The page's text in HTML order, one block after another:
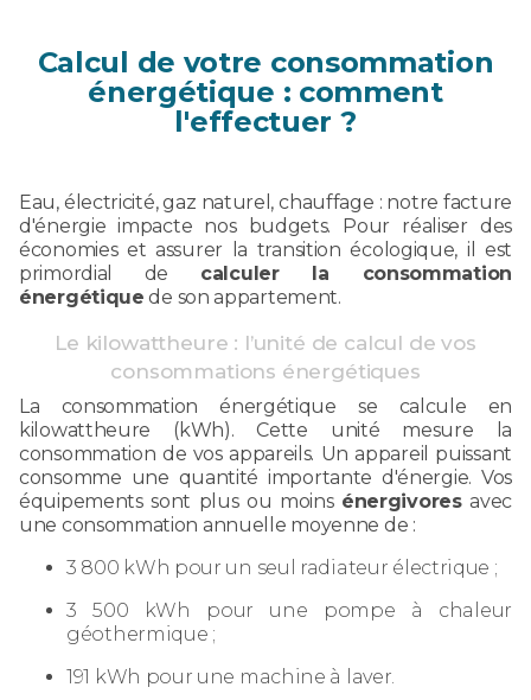
Calcul de votre consommation
énergétique : comment
l'effectuer ?
Eau, électricité, gaz naturel, chauffage : notre facture
d'énergie impacte nos budgets. Pour réaliser des
économies et assurer la transition écologique, il est
primordial de calculer la consommation
énergétique de son appartement.
Le kilowattheure : l’unité de calcul de vos
consommations énergétiques
La consommation énergétique se calcule en
kilowattheure (kWh). Cette unité mesure la
consommation de vos appareils. Un appareil puissant
consomme une quantité importante d'énergie. Vos
équipements sont plus ou moins énergivoresavec
une consommation annuelle moyenne de :
3 800 kWh pour un seul radiateur électrique ;
3 500 kWh pour une pompe à chaleur
géothermique ;
191 kWh pour une machine à laver.